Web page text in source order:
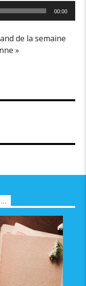
00:00
de la semaine
»